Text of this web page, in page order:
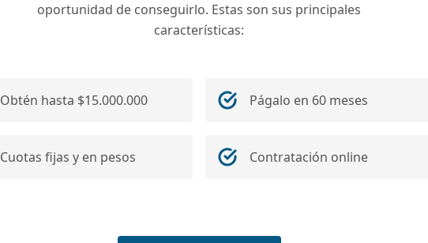
oportunidad de conseguirlo. Estas son sus principales
características:
Obtén hasta $15.000.000 Págalo en 60 meses
Cuotas fijas y en pesos Contratación online